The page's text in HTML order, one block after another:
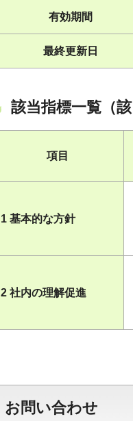
有効期間
最終更新日
該当指標一覧（該
項目
1 基本的な方針
2 社内の理解促進
お問い合わせ